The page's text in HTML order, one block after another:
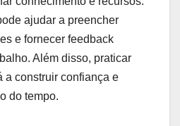
ajudar a preencher
e fornecer feedback
Além disso, praticar
a construir confiança e
do tempo.